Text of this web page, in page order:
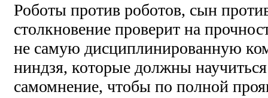
Роботы против роботов, сын
столкновение проверит на
не самую дисциплинированную
ниндзя, которые должны
самомнение, чтобы по полной